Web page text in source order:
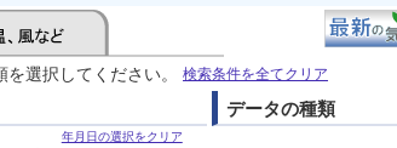
選択してください。 検索条件を全てクリア
年月日の選択をクリア
データの種類